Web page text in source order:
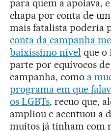
para quem a apoiava,
chapa por conta de
mais fatalista poderia
conta da campanha
baixíssimo nível que o
parte por equívocos
campanha, como a
programa em que
os LGBTs, recuo que,
ampliou e acentuou a
muitos já tinham com